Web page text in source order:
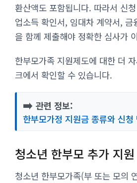
환산액도 포함됩니다. 따라서 신
업소득 확인서, 임대차 계약서, 금
을 함께 제출해야 정확한 심사가
한부모가족 지원제도에 대한 더
크에서 확인할 수 있습니다.
➡️ 관련 정보:
한부모가정 지원금 종류와 신청
청소년 한부모 추가 지
청소년 한부모가족(부 또는 모의